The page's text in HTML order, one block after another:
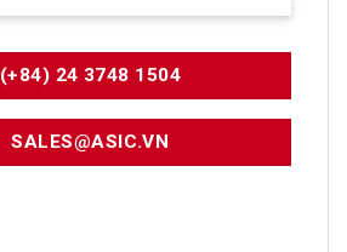
(+84) 24 3748 1504
SALES@ASIC.VN